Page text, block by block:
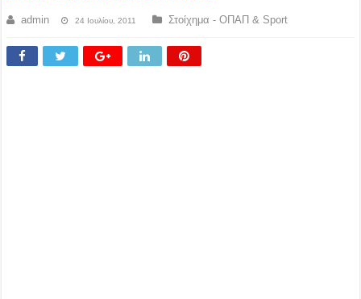
admin 24 Ιουλίου, 2011 Στοίχημα - ΟΠΑΠ & Sport